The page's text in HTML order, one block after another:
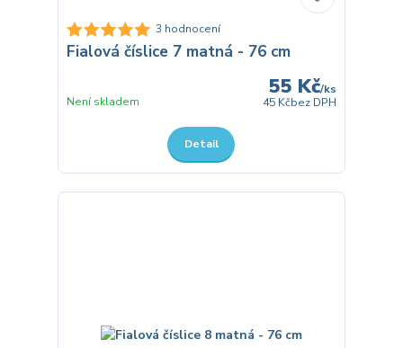
3 hodnocení
Fialová číslice 7 matná - 76 cm
55 Kč/ks
45 Kčbez DPH
Není skladem
Detail